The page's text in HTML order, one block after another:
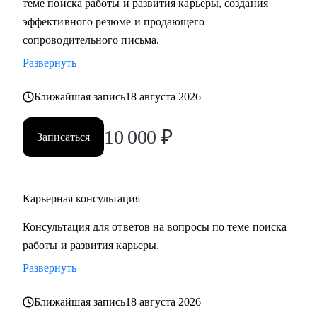
сложные вопросы.
Кому могу помочь:
среднего звена
при смене деятельности, перерыве в карьере, в том числе
• Административный персонал
• Страхование
• Продажи / Услуги
• Информационные технологии
Мой подход в работе – не делаю за вас, делаю вместе с
теме поиска работы и развития карьеры, создания
эффективного резюме и продающего
сопроводительного письма.
Развернуть
Ближайшая запись18 августа 2026
Записаться 10 000 ₽
Карьерная консультация
Консультация для ответов на вопросы по теме поиска
работы и развития карьеры.
Развернуть
Ближайшая запись18 августа 2026